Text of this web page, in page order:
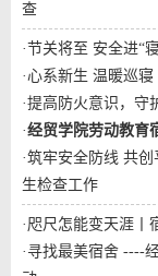
查
·节关将至 安全进“
·心系新生 温暖巡寝
·提高防火意识，守
·经贸学院劳动教育
·筑牢安全防线 共
生检查工作
· 咫尺怎能变天涯丨
· 寻找最美宿舍 ----